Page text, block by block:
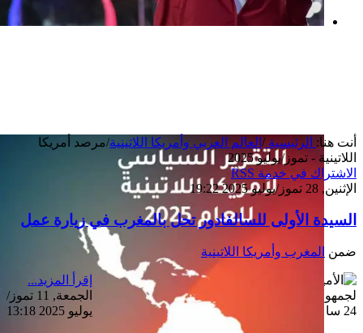
أنت هنا: الرئيسية/ العالم العربي وأمريكا اللاتينية/مرصد أمريكا
اللاتينية - تموز/يوليو 2025
الاشتراك في خدمة RSS
الإثنين, 28 تموز/يوليو 2025 19:22
السيدة الأولى للسالفادور تحل بالمغرب في زيارة عمل
ضمن المغرب وأمريكا اللاتينية
إقرأ المزيد...
الجمعة, 11 تموز/
يوليو 2025 13:18